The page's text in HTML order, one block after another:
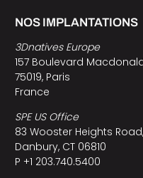
NOS IMPLANTATIONS
3Dnatives Europe
157 Boulevard
75019, Paris
France
SPE US Office
83 Wooster Heights
Danbury, CT 06810
P +1 203.740.5400